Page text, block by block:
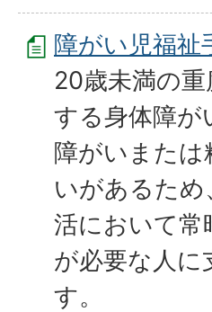
障がい児福祉
20歳未満の
する身体障が
障がいまたは
いがあるため
活において常
が必要な人に
す。